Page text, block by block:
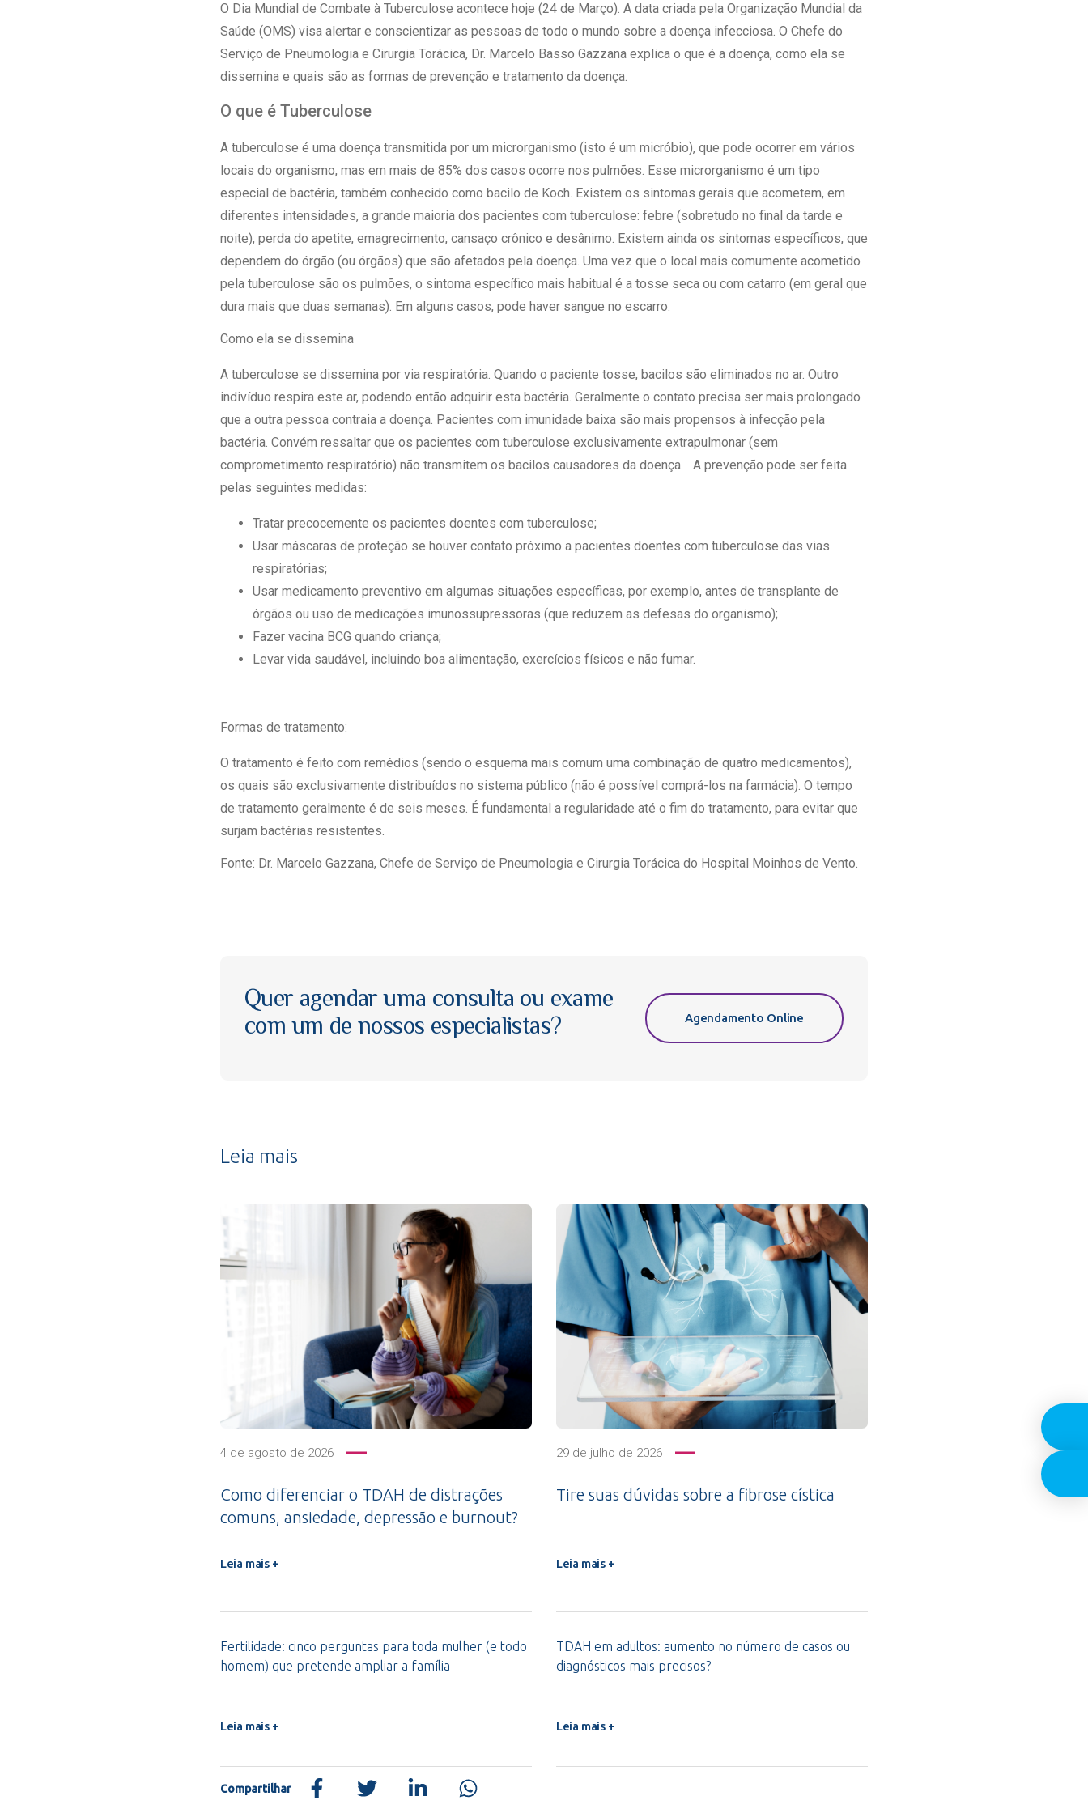
Estrutura de Gestão
Exames - Portal Médico
Farmácia
Quem Somos
Responsabilidade Ambiental
Responsabilidade Social
Serviço Social
Empresas
Tele Interconsultas
O Dia Mundial de Combate à Tuberculose acontece hoje (24 de Março). A data criada pela Organização Mundial da
Saúde (OMS) visa alertar e conscientizar as pessoas de todo o mundo sobre a doença infecciosa. O Chefe do
Serviço de Pneumologia e Cirurgia Torácica, Dr. Marcelo Basso Gazzana explica o que é a doença, como ela se
dissemina e quais são as formas de prevenção e tratamento da doença.
O que é Tuberculose
A tuberculose é uma doença transmitida por um microrganismo (isto é um micróbio), que pode ocorrer em vários
locais do organismo, mas em mais de 85% dos casos ocorre nos pulmões. Esse microrganismo é um tipo
especial de bactéria, também conhecido como bacilo de Koch. Existem os sintomas gerais que acometem, em
diferentes intensidades, a grande maioria dos pacientes com tuberculose: febre (sobretudo no final da tarde e
noite), perda do apetite, emagrecimento, cansaço crônico e desânimo. Existem ainda os sintomas específicos, que
dependem do órgão (ou órgãos) que são afetados pela doença. Uma vez que o local mais comumente acometido
pela tuberculose são os pulmões, o sintoma específico mais habitual é a tosse seca ou com catarro (em geral que
dura mais que duas semanas). Em alguns casos, pode haver sangue no escarro.
Como ela se dissemina
A tuberculose se dissemina por via respiratória. Quando o paciente tosse, bacilos são eliminados no ar. Outro
indivíduo respira este ar, podendo então adquirir esta bactéria. Geralmente o contato precisa ser mais prolongado
que a outra pessoa contraia a doença. Pacientes com imunidade baixa são mais propensos à infecção pela
bactéria. Convém ressaltar que os pacientes com tuberculose exclusivamente extrapulmonar (sem
comprometimento respiratório) não transmitem os bacilos causadores da doença. A prevenção pode ser feita
pelas seguintes medidas:
Tratar precocemente os pacientes doentes com tuberculose;
Usar máscaras de proteção se houver contato próximo a pacientes doentes com tuberculose das vias
respiratórias;
Usar medicamento preventivo em algumas situações específicas, por exemplo, antes de transplante de
órgãos ou uso de medicações imunossupressoras (que reduzem as defesas do organismo);
Fazer vacina BCG quando criança;
Levar vida saudável, incluindo boa alimentação, exercícios físicos e não fumar.
Formas de tratamento:
O tratamento é feito com remédios (sendo o esquema mais comum uma combinação de quatro medicamentos),
os quais são exclusivamente distribuídos no sistema público (não é possível comprá-los na farmácia). O tempo
de tratamento geralmente é de seis meses. É fundamental a regularidade até o fim do tratamento, para evitar que
surjam bactérias resistentes.
Fonte: Dr. Marcelo Gazzana, Chefe de Serviço de Pneumologia e Cirurgia Torácica do Hospital Moinhos de Vento.
Quer agendar uma consulta ou exame
com um de nossos especialistas?
Agendamento Online
Leia mais
4 de agosto de 2026
Como diferenciar o TDAH de distrações
comuns, ansiedade, depressão e burnout?
Leia mais +
29 de julho de 2026
Tire suas dúvidas sobre a fibrose cística
Leia mais +
Fertilidade: cinco perguntas para toda mulher (e todo
homem) que pretende ampliar a família
Leia mais +
TDAH em adultos: aumento no número de casos ou
diagnósticos mais precisos?
Leia mais +
Compartilhar